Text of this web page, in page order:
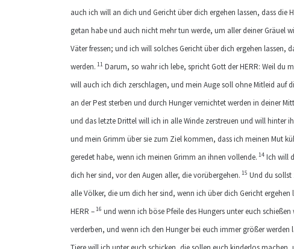
auch ich will an dich und Gericht über dich ergehen lassen, dass die
getan habe und auch nicht mehr tun werde, um aller deiner Gräuel
Väter fressen; und ich will solches Gericht über dich ergehen
werden. 11 Darum, so wahr ich lebe, spricht Gott der HERR: Weil du
will auch ich dich zerschlagen, und mein Auge soll ohne Mitleid auf
an der Pest sterben und durch Hunger vernichtet werden in deiner
und das letzte Drittel will ich in alle Winde zerstreuen und will hinter
und mein Grimm über sie zum Ziel kommen, dass ich meinen Mut
geredet habe, wenn ich meinen Grimm an ihnen vollende. 14 Ich will
dich her sind, vor den Augen aller, die vorübergehen. 15 Und du sollst
alle Völker, die um dich her sind, wenn ich über dich Gericht
HERR –16 und wenn ich böse Pfeile des Hungers unter euch
verderben, und wenn ich den Hunger bei euch immer größer